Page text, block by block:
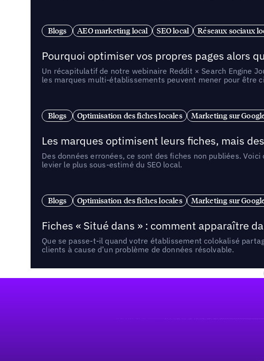
Blogs AEO marketing local SEO local Réseaux sociaux
Pourquoi optimiser vos propres pages alors
Un récapitulatif de notre webinaire Reddit × Search Engine
les marques multi-établissements peuvent mener pour être
Blogs Optimisation des fiches locales Marketing sur
Les marques optimisent leurs fiches, mais
Des données erronées, ce sont des fiches non publiées.
levier le plus sous-estimé du SEO local.
Blogs Optimisation des fiches locales Marketing sur
Fiches « Situé dans » : comment apparaître
Que se passe-t-il quand votre établissement colokalisé
clients à cause d’un problème de données résolvable.